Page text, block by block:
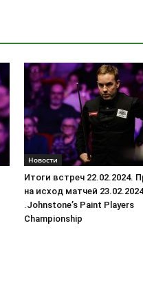
Новости
Итоги встреч 22.02.2024.
на исход матчей 23.02.2024
.Johnstone’s Paint Players
Championship